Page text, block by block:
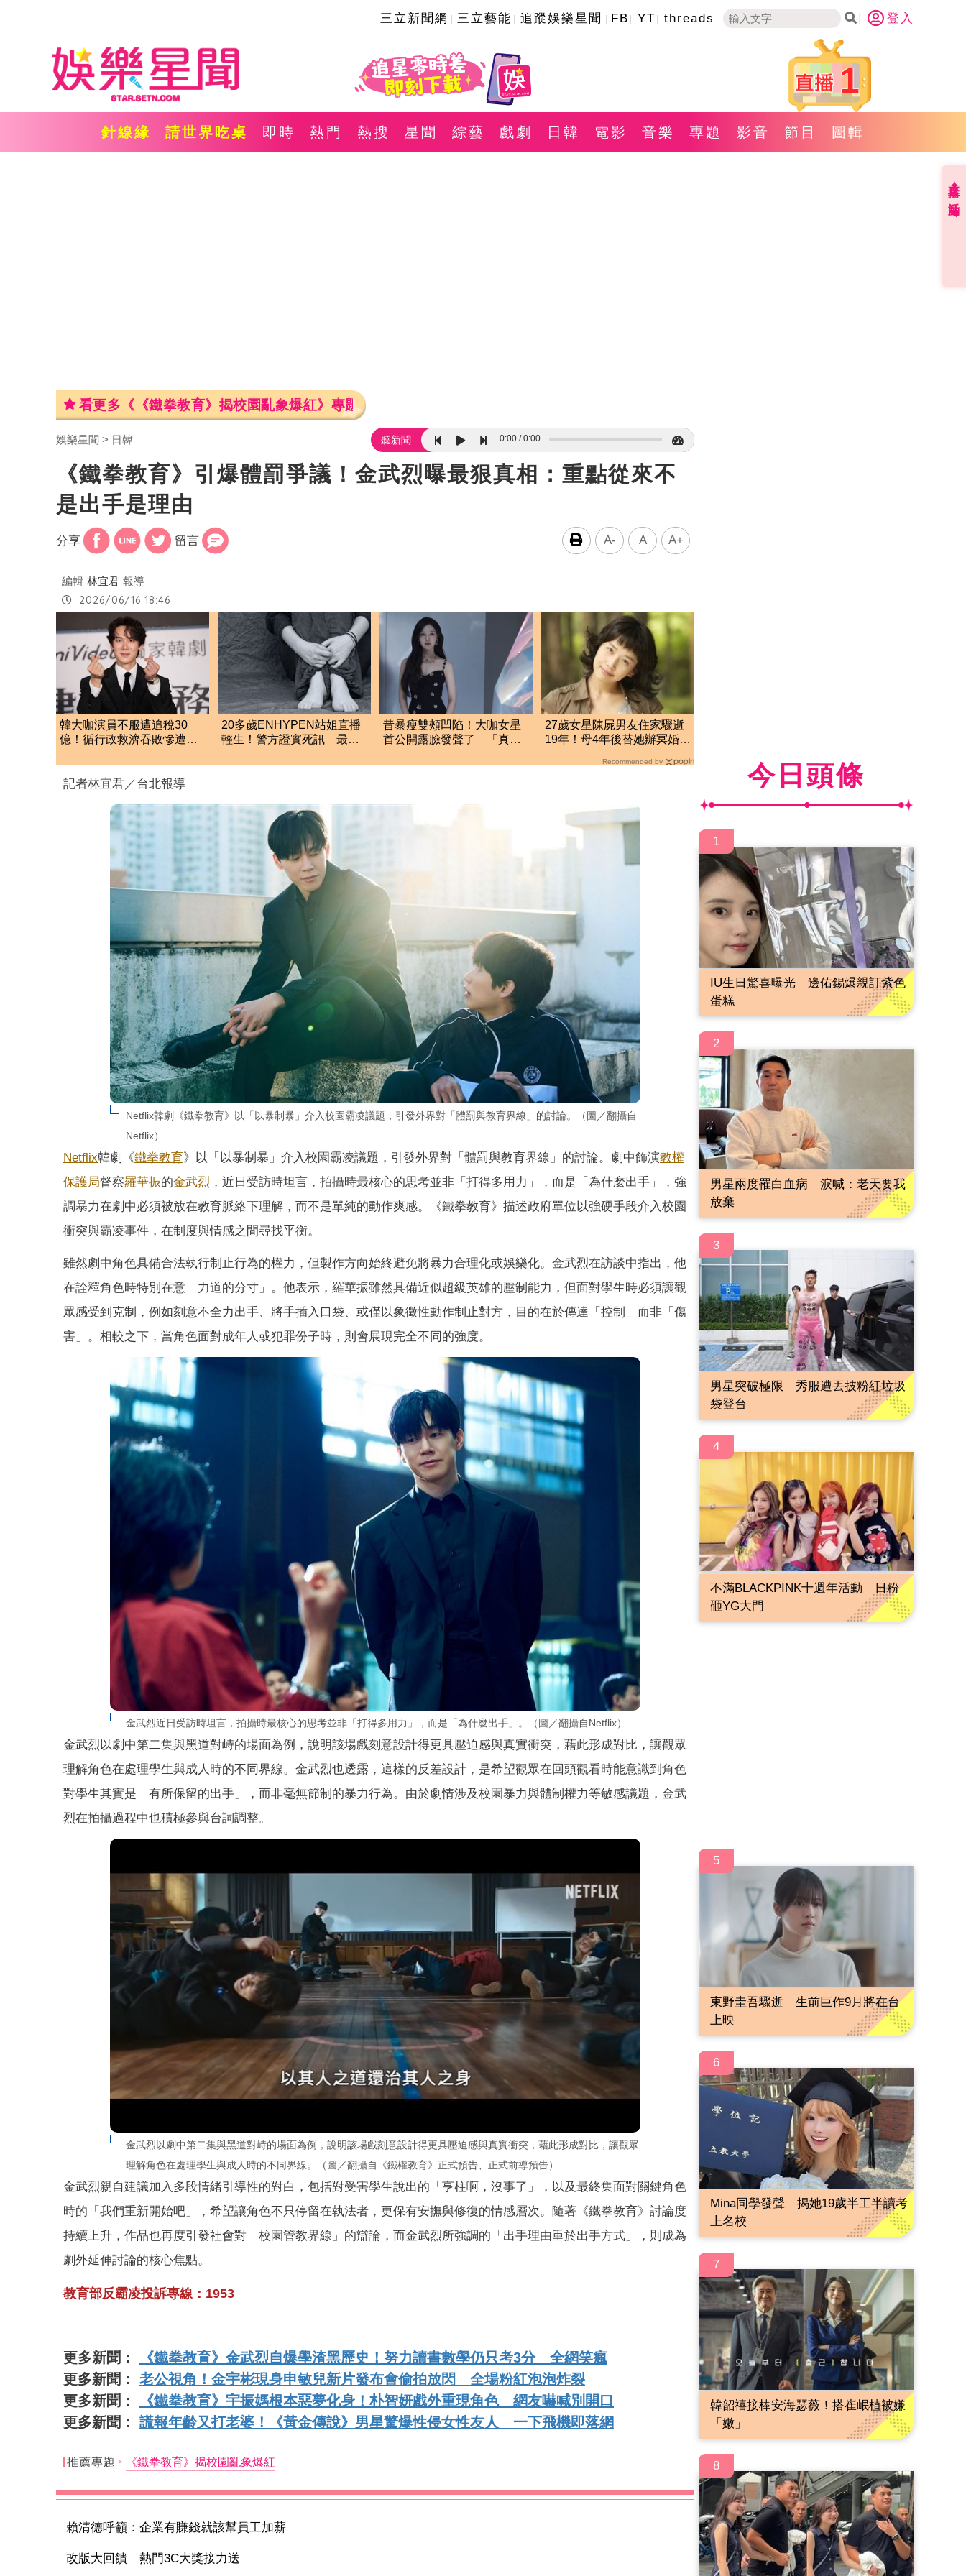
三立新聞網 三立藝能 追蹤娛樂星聞 FB YT threads 登入
1
針線緣 請世界吃桌 即時 熱門 熱搜 星聞 綜藝 戲劇 日韓 電影 音樂 專題 影音 節目 圖輯
看更多《《鐵拳教育》揭校園亂象爆紅》專題報導
娛樂星聞 日韓 聽新聞 0:00 0:00
《鐵拳教育》引爆體罰爭議！金武烈曝最狠真相：重點從來不
是出手是理由
分享 留言 A- A A+
編輯 林宜君 報導
2026/06/16 18:46
韓大咖演員不服遭追稅30
億！循行政救濟吞敗慘遭駁
20多歲ENHYPEN站姐直播
輕生！警方證實死訊 最後
昔暴瘦雙頰凹陷！大咖女星
首公開露臉發聲了 「真實
27歲女星陳屍男友住家驟逝
19年！母4年後替她辦冥婚
Recommended by
記者林宜君／台北報導
Netflix韓劇《鐵拳教育》以「以暴制暴」介入校園霸凌議題，引發外界對「體罰與教育界線」的討論。（圖／翻攝自
Netflix）
Netflix韓劇《鐵拳教育》以「以暴制暴」介入校園霸凌議題，引發外界對「體罰與教育界線」的討論。劇中飾演教權
保護局督察羅華振的金武烈 ，近日受訪時坦言，拍攝時最核心的思考並非「打得多用力」，而是「為什麼出手」，強
調暴力在劇中必須被放在教育脈絡下理解，而不是單純的動作爽感。《鐵拳教育》描述政府單位以強硬手段介入校園
衝突與霸凌事件，在制度與情感之間尋找平衡。
雖然劇中角色具備合法執行制止行為的權力，但製作方向始終避免將暴力合理化或娛樂化。金武烈在訪談中指出，他
在詮釋角色時特別在意「力道的分寸」。他表示，羅華振雖然具備近似超級英雄的壓制能力，但面對學生時必須讓觀
眾感受到克制，例如刻意不全力出手、將手插入口袋、或僅以象徵性動作制止對方，目的在於傳達「控制」而非「傷
害」。相較之下，當角色面對成年人或犯罪份子時，則會展現完全不同的強度。
金武烈近日受訪時坦言，拍攝時最核心的思考並非「打得多用力」，而是「為什麼出手」。（圖／翻攝自Netflix）
金武烈以劇中第二集與黑道對峙的場面為例，說明該場戲刻意設計得更具壓迫感與真實衝突，藉此形成對比，讓觀眾
理解角色在處理學生與成人時的不同界線。金武烈也透露，這樣的反差設計，是希望觀眾在回頭觀看時能意識到角色
對學生其實是「有所保留的出手」，而非毫無節制的暴力行為。由於劇情涉及校園暴力與體制權力等敏感議題，金武
烈在拍攝過程中也積極參與台詞調整。
金武烈以劇中第二集與黑道對峙的場面為例，說明該場戲刻意設計得更具壓迫感與真實衝突，藉此形成對比，讓觀眾
理解角色在處理學生與成人時的不同界線。（圖／翻攝自《鐵權教育》正式預告、正式前導預告）
金武烈親自建議加入多段情緒引導性的對白，包括對受害學生說出的「亨柱啊，沒事了」，以及最終集面對關鍵角色
時的「我們重新開始吧」，希望讓角色不只停留在執法者，更保有安撫與修復的情感層次。隨著《鐵拳教育》討論度
持續上升，作品也再度引發社會對「校園管教界線」的辯論，而金武烈所強調的「出手理由重於出手方式」，則成為
劇外延伸討論的核心焦點。
教育部反霸凌投訴專線：1953
更多新聞：
《鐵拳教育》金武烈自爆學渣黑歷史！努力讀書數學仍只考3分 全網笑瘋
更多新聞： 老公視角！金宇彬現身申敏兒新片發布會偷拍放閃 全場粉紅泡泡炸裂
更多新聞：
《鐵拳教育》宇振媽根本惡夢化身！朴智妍戲外重現角色 網友嚇喊別開口
更多新聞： 謊報年齡又打老婆！《黃金傳說》男星驚爆性侵女性友人 一下飛機即落網
推薦專題 《鐵拳教育》揭校園亂象爆紅
賴清德呼籲：企業有賺錢就該幫員工加薪
改版大回饋 熱門3C大獎接力送
今日頭條
1
IU生日驚喜曝光 邊佑錫爆親訂紫色
蛋糕
2
男星兩度罹白血病 淚喊：老天要我
放棄
3
男星突破極限 秀服遭丟披粉紅垃圾
袋登台
4
不滿BLACKPINK十週年活動 日粉
砸YG大門
5
東野圭吾驟逝 生前巨作9月將在台
上映
6
Mina同學發聲 揭她19歲半工半讀考
上名校
7
韓韶禧接棒安海瑟薇！搭崔岷植被嫌
「嫩」
8
直播✦活動